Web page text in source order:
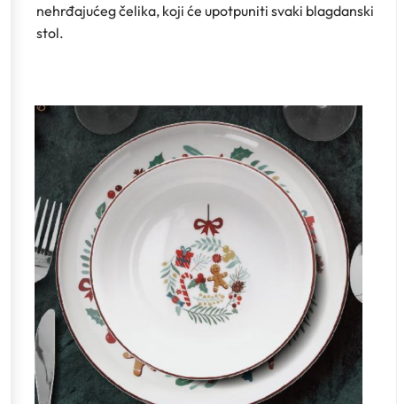
nehrđajućeg čelika, koji će upotpuniti svaki blagdanski
stol.